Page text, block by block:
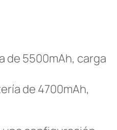
de 5500mAh, carga
de 4700mAh,